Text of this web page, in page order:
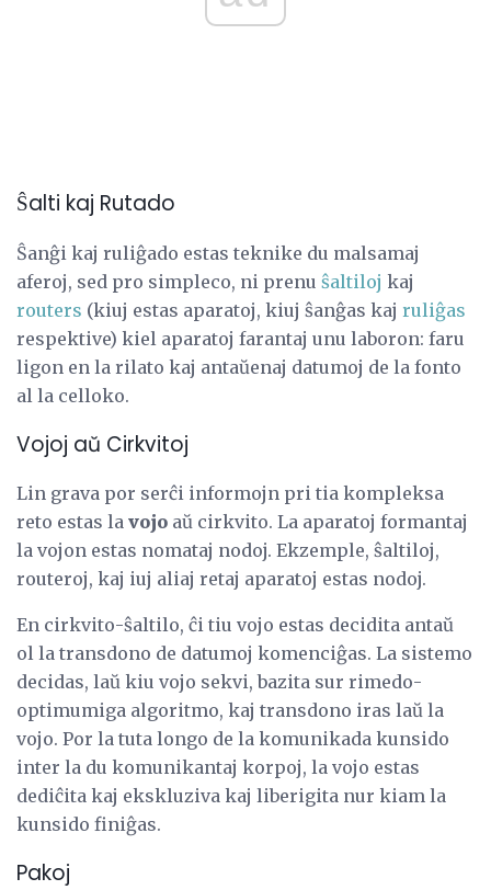
Ŝalti kaj Rutado
Ŝanĝi kaj ruliĝado estas teknike du malsamaj
aferoj, sed pro simpleco, ni prenu ŝaltiloj kaj
routers (kiuj estas aparatoj, kiuj ŝanĝas kaj ruliĝas
respektive) kiel aparatoj farantaj unu laboron: faru
ligon en la rilato kaj antaŭenaj datumoj de la fonto
al la celloko.
Vojoj aŭ Cirkvitoj
Lin grava por serĉi informojn pri tia kompleksa
reto estas la vojo aŭ cirkvito. La aparatoj formantaj
la vojon estas nomataj nodoj. Ekzemple, ŝaltiloj,
routeroj, kaj iuj aliaj retaj aparatoj estas nodoj.
En cirkvito-ŝaltilo, ĉi tiu vojo estas decidita antaŭ
ol la transdono de datumoj komenciĝas. La sistemo
decidas, laŭ kiu vojo sekvi, bazita sur rimedo-
optimumiga algoritmo, kaj transdono iras laŭ la
vojo. Por la tuta longo de la komunikada kunsido
inter la du komunikantaj korpoj, la vojo estas
dediĉita kaj ekskluziva kaj liberigita nur kiam la
kunsido finiĝas.
Pakoj